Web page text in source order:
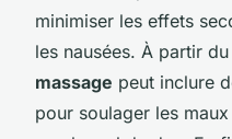
minimiser les effets
les nausées. À partir
massage peut inclure
pour soulager les